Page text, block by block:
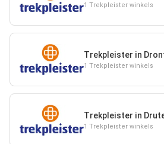
1 Trekpleister winkels
Trekpleister in
1 Trekpleister winkels
Trekpleister in
1 Trekpleister winkels